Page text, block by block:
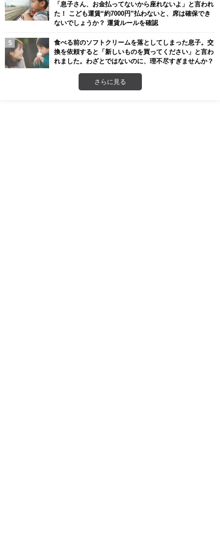
「息子さん、お金払ってないから座れないよ」と言われ
た！ こども運賃“約7000円”払わないと、席は確保でき
ないでしょうか？ 運賃ルールを確認
食べる前のソフトクリームを落としてしまった息子。交
換を依頼すると「新しいものを買ってください」と言わ
れました。わざとではないのに、理不尽すぎませんか？
さらに見る